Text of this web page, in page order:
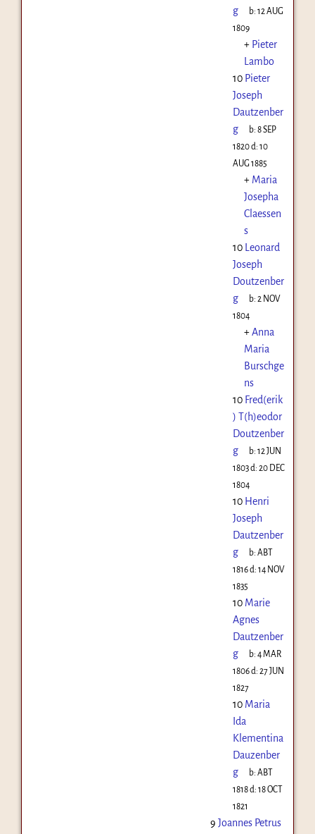
g
b:12 AUG
1809
+ Pieter
Lambo
10 Pieter
Joseph
Dautzenber
g
b:8 SEP
1820d: 10
AUG 1885
+ Maria
Josepha
Claessen
s
10 Leonard
Joseph
Doutzenber
g
b:2 NOV
1804
+Anna
Maria
Burschge
ns
10 Fred(erik
) T(h)eodor
Doutzenber
g
b:12 JUN
1803d: 20 DEC
1804
10 Henri
Joseph
Dautzenber
g
b:ABT
1816d: 14 NOV
1835
10 Marie
Agnes
Dautzenber
g
b:4 MAR
1806d: 27 JUN
1827
10 Maria
Ida
Klementina
Dauzenber
g
b:ABT
1818d: 18 OCT
1821
9 Joannes Petrus